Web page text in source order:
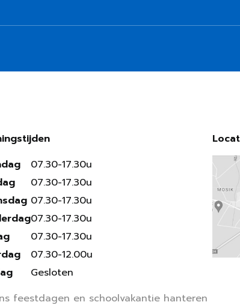
07.30-17.30u
07.30-17.30u
07.30-17.30u
07.30-17.30u
07.30-17.30u
07.30-12.00u
Gesloten
feestdagen en schoolvakantie hanteren